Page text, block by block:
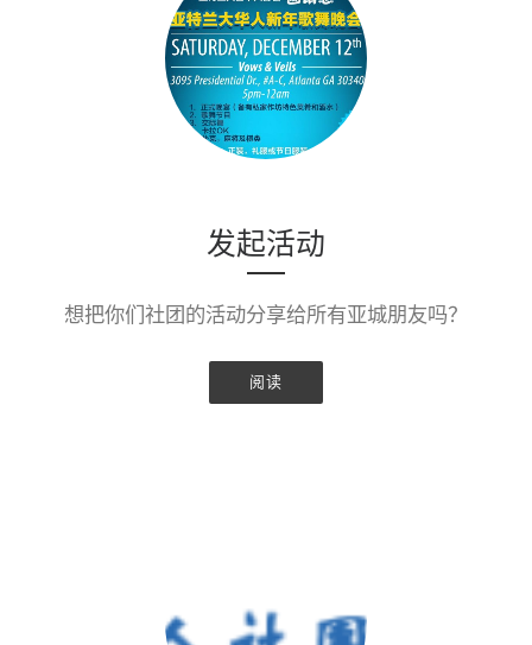
发起活动
想把你们社团的活动分享给所有亚城朋友吗？
阅读